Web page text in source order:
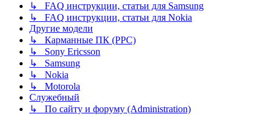
↳ FAQ инструкции, статьи для Samsung
↳ FAQ инструкции, статьи для Nokia
Другие модели
↳ Карманные ПК (PPC)
↳ Sony Ericsson
↳ Samsung
↳ Nokia
↳ Motorola
Служебный
↳ По сайту и форуму (Administration)